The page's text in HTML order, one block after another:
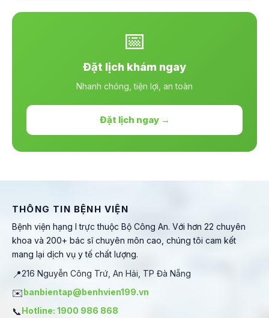
📅
Đặt lịch khám ngay
Nhanh chóng, tiện lợi, an toàn
Đặt lịch ngay →
THÔNG TIN BỆNH VIỆN
Bệnh viện hạng I trực thuộc Bộ Công An. Với hơn 22 chuyên
khoa và 200+ bác sĩ chuyên môn cao, chúng tôi cam kết
mang lại dịch vụ y tế chất lượng.
📍216 Nguyễn Công Trứ, An Hải, TP Đà Nẵng
✉️banbientap@benhvien199.vn
📞Hotline: 1900 986 868